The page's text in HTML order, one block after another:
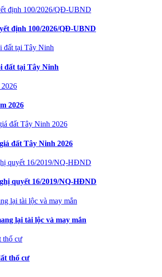
định 100/2026/QĐ-UBND
đất tại Tây Ninh
2026
đất Tây Ninh 2026
quyết 16/2019/NQ-HĐND
lại tài lộc và may mắn
thổ cư